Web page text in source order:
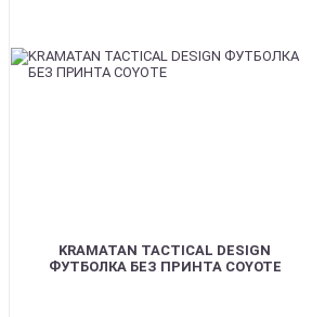
KRAMATAN TACTICAL DESIGN
ФУТБОЛКА БЕЗ ПРИНТА COYOTE